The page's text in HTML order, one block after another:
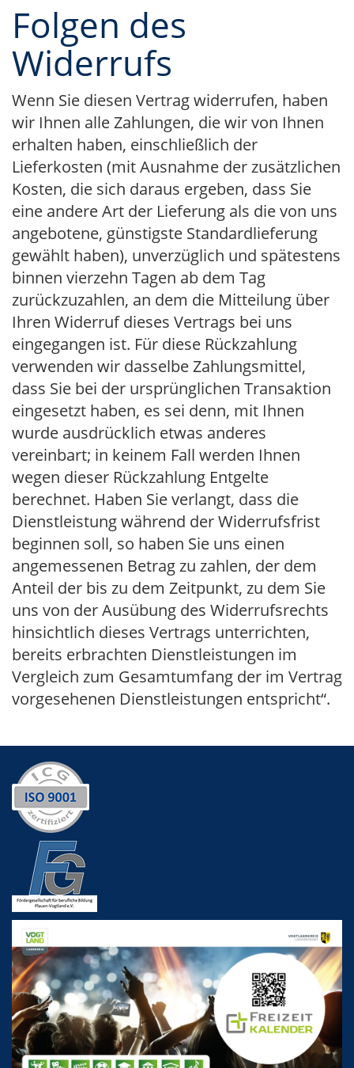
Folgen des
Widerrufs
Wenn Sie diesen Vertrag widerrufen, haben
wir Ihnen alle Zahlungen, die wir von Ihnen
erhalten haben, einschließlich der
Lieferkosten (mit Ausnahme der zusätzlichen
Kosten, die sich daraus ergeben, dass Sie
eine andere Art der Lieferung als die von uns
angebotene, günstigste Standardlieferung
gewählt haben), unverzüglich und spätestens
binnen vierzehn Tagen ab dem Tag
zurückzuzahlen, an dem die Mitteilung über
Ihren Widerruf dieses Vertrags bei uns
eingegangen ist. Für diese Rückzahlung
verwenden wir dasselbe Zahlungsmittel,
dass Sie bei der ursprünglichen Transaktion
eingesetzt haben, es sei denn, mit Ihnen
wurde ausdrücklich etwas anderes
vereinbart; in keinem Fall werden Ihnen
wegen dieser Rückzahlung Entgelte
berechnet. Haben Sie verlangt, dass die
Dienstleistung während der Widerrufsfrist
beginnen soll, so haben Sie uns einen
angemessenen Betrag zu zahlen, der dem
Anteil der bis zu dem Zeitpunkt, zu dem Sie
uns von der Ausübung des Widerrufsrechts
hinsichtlich dieses Vertrags unterrichten,
bereits erbrachten Dienstleistungen im
Vergleich zum Gesamtumfang der im Vertrag
vorgesehenen Dienstleistungen entspricht“.